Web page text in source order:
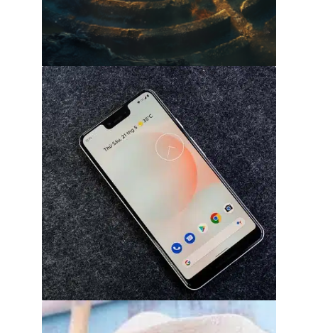
Comprendre le concept de Nopliv : une
exploration approfondie
31 juillet 2026
Désactiver adblock sur chrome et edge
sans compromettre votre vie privée
30 juillet 2026